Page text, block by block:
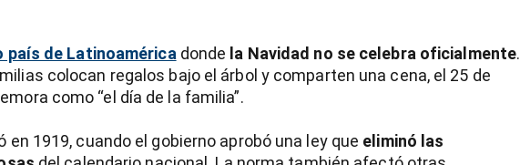
país de Latinoaméricadonde la Navidad no se celebra oficialmente.
colocan regalos bajo el árbol y comparten una cena, el 25 de
como “el día de la familia”.
en 1919, cuando el gobierno aprobó una ley que eliminó las